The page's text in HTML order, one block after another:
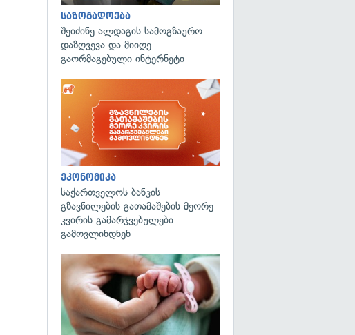
საზოგადოება
შეიძინე ალდაგის სამოგზაურო
დაზღვევა და მიიღე
გაორმაგებული ინტერნეტი
ეკონომიკა
საქართველოს ბანკის
გზავნილების გათამაშების მეორე
კვირის გამარჯვებულები
გამოვლინდნენ